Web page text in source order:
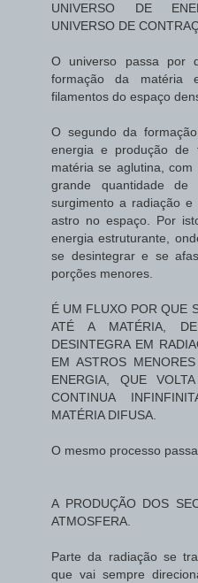
UNIVERSO DE
UNIVERSO DE
O universo passa por
formação da matéria
filamentos do espaço
O segundo da
energia e produção de
matéria se aglutina,
grande quantidade de
surgimento a radiação e
astro no espaço. Por
energia estruturante,
se desintegrar e se
porções menores.
É UM FLUXO POR QUE
ATÉ A MATÉRIA,
DESINTEGRA EM
EM ASTROS
ENERGIA, QUE
CONTINUA
MATÉRIA DIFUSA.
O mesmo processo
A PRODUÇÃO DOS
ATMOSFERA.
Parte da radiação se
que vai sempre